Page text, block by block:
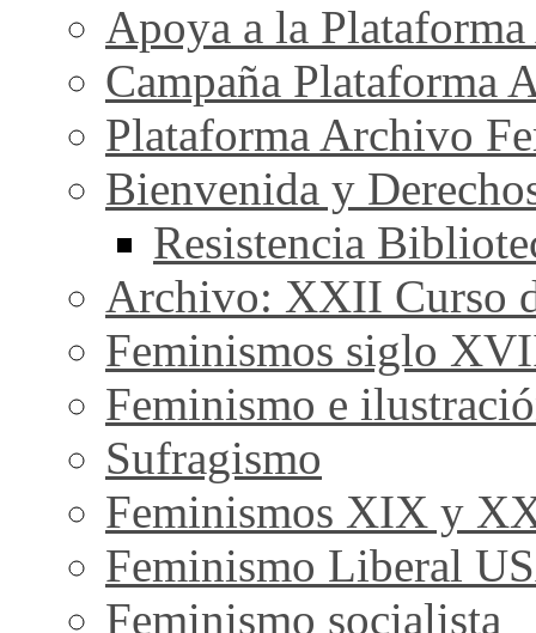
Apoya a la
Campaña Plataforma
Plataforma Archivo
Bienvenida y
Resistencia
Archivo: XXII Curso
Feminismos siglo
Feminismo e
Sufragismo
Feminismos XIX y
Feminismo Liberal
Feminismo socialista